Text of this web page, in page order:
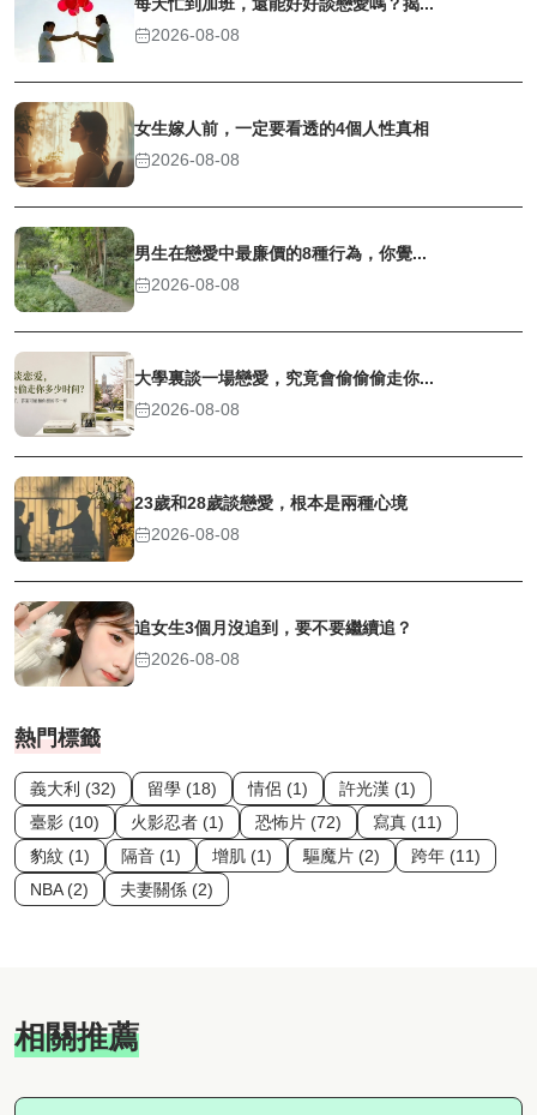
2026-08-08
女生嫁人前，一定要看透的4個人性真相
2026-08-08
男生在戀愛中最廉價的8種行為，你覺...
2026-08-08
大學裏談一場戀愛，究竟會偷偷偷走你...
2026-08-08
23歲和28歲談戀愛，根本是兩種心境
2026-08-08
追女生3個月沒追到，要不要繼續追？
2026-08-08
熱門標籤
義大利 (32) 留學 (18) 情侶 (1)
許光漢 (1)
臺影 (10)
火影忍者 (1) 恐怖片 (72)
寫真 (11)
豹紋 (1)
隔音 (1) 增肌 (1) 驅魔片 (2)
跨年 (11)
NBA (2)
夫妻關係 (2)
相關推薦